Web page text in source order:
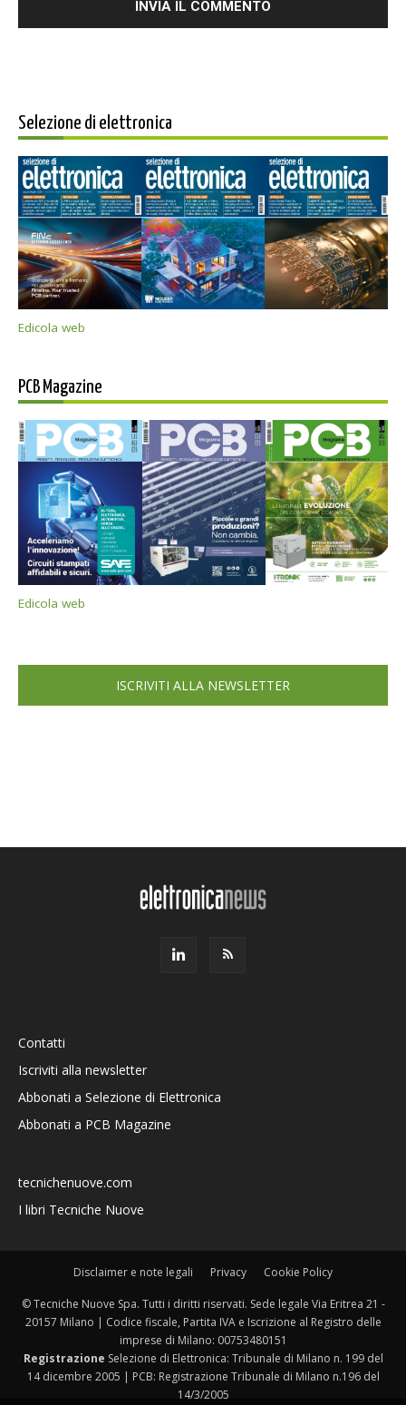
Selezione di elettronica
Edicola web
PCB Magazine
Edicola web
ISCRIVITI ALLA NEWSLETTER
Contatti
Iscriviti alla newsletter
Abbonati a Selezione di Elettronica
Abbonati a PCB Magazine
tecnichenuove.com
I libri Tecniche Nuove
Disclaimer e note legali Privacy Cookie Policy
© Tecniche Nuove Spa. Tutti i diritti riservati. Sede legale Via Eritrea 21 -
20157 Milano | Codice fiscale, Partita IVA e Iscrizione al Registro delle
imprese di Milano: 00753480151
Registrazione Selezione di Elettronica: Tribunale di Milano n. 199 del
14 dicembre 2005 | PCB: Registrazione Tribunale di Milano n.196 del
14/3/2005